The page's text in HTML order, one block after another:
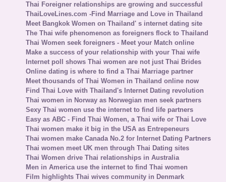
Thai Foreigner relationships are growing and successful
ThaiLoveLines.com -Find Marriage and Love in Thailand
Meet Bangkok Women on Thailand' s internet dating site
The Thai wife phenomenon as foreigners flock to Thailand
Thai Women seek foreigners - Meet your Match online
Make a success of your relationship with your Thai wife
Internet poll shows Thai women are not just Thai Brides
Online dating is where to find a Thai Marriage partner
Meet thousands of Thai Women in Thailand online now
Find Thai Love with Thailand's Internet Dating revolution
Thai women in Norway as Norwegian men seek partners
Sexy Thai women use the internet to find life partners
Easy as ABC - Find Thai Women, a Thai wife or Thai Love
Thai women make it big in the USA as Entrepeneurs
Thai women make Canada No.2 for Internet Dating Partners
Thai women meet UK men through Thai Dating sites
Thai Women drive Thai relationships in Australia
Men in America use the internet to find Thai women
Film highlights Thai wives community in Denmark